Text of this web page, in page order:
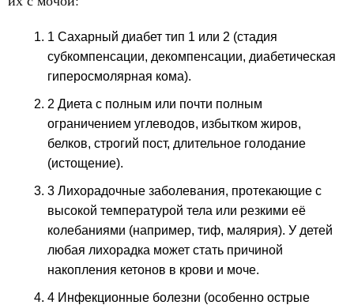
1 Сахарный диабет тип 1 или 2 (стадия
субкомпенсации, декомпенсации, диабетическая
гиперосмолярная кома).
2 Диета с полным или почти полным
ограничением углеводов, избытком жиров,
белков, строгий пост, длительное голодание
(истощение).
3 Лихорадочные заболевания, протекающие с
высокой температурой тела или резкими её
колебаниями (например, тиф, малярия). У детей
любая лихорадка может стать причиной
накопления кетонов в крови и моче.
4 Инфекционные болезни (особенно острые